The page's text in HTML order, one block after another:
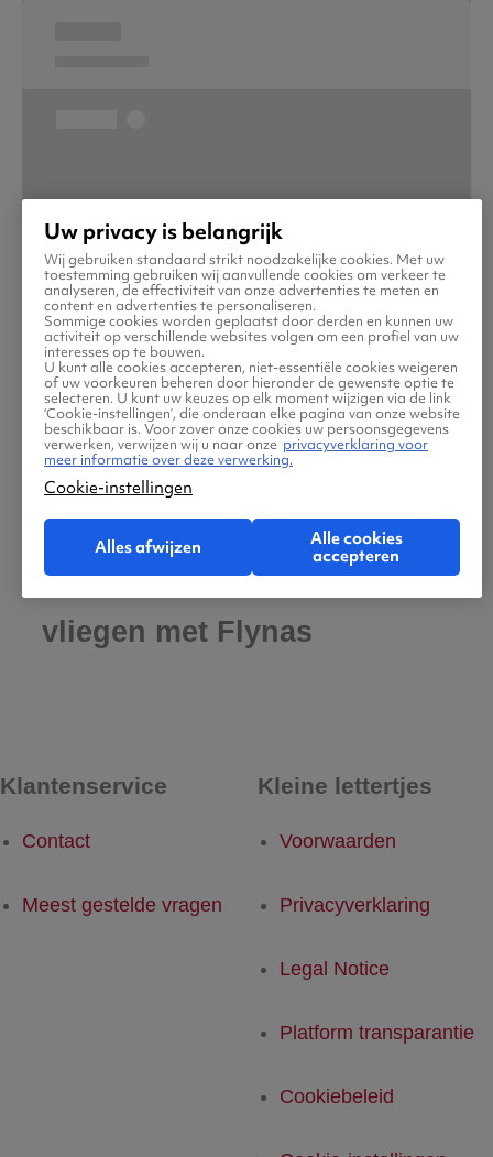
vliegen met Flynas
Klantenservice
Contact
Meest gestelde vragen
Kleine lettertjes
Voorwaarden
Privacyverklaring
Legal Notice
Platform transparantie
Cookiebeleid
Uw privacy is belangrijk
Wij gebruiken standaard strikt noodzakelijke cookies. Met uw
toestemming gebruiken wij aanvullende cookies om verkeer te
analyseren, de effectiviteit van onze advertenties te meten en
content en advertenties te personaliseren.
Sommige cookies worden geplaatst door derden en kunnen uw
activiteit op verschillende websites volgen om een profiel van uw
interesses op te bouwen.
U kunt alle cookies accepteren, niet-essentiële cookies weigeren
of uw voorkeuren beheren door hieronder de gewenste optie te
selecteren. U kunt uw keuzes op elk moment wijzigen via de link
‘Cookie-instellingen’, die onderaan elke pagina van onze website
beschikbaar is. Voor zover onze cookies uw persoonsgegevens
verwerken, verwijzen wij u naar onze privacyverklaring voor
meer informatie over deze verwerking.
Cookie-instellingen
Alles afwijzen
Alle cookies
accepteren